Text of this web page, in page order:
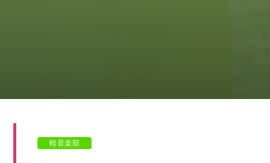
軽音楽部